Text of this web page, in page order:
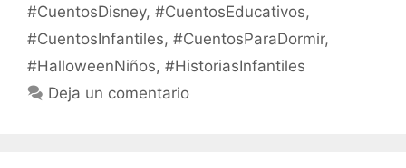
#CuentosDisney, #CuentosEducativos,
#CuentosInfantiles, #CuentosParaDormir,
#HalloweenNiños, #HistoriasInfantiles
Deja un comentario